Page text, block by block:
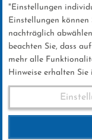
Inhalt
Ergebnisse
Hier finden
"Einstellungen
Einstellungen können
nachträglich
beachten Sie, dass
mehr alle
Hinweise erhalten